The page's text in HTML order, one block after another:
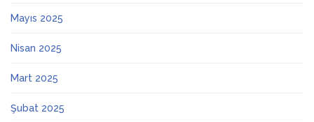
Mayıs 2025
Nisan 2025
Mart 2025
Şubat 2025